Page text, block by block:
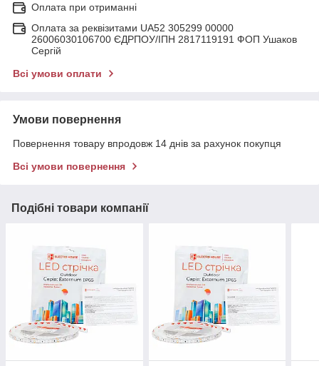
Оплата при отриманні
Оплата за реквізитами UA52 305299 00000
26006030106700 ЄДРПОУ/ІПН 2817119191 ФОП Ушаков
Сергій
Всі умови оплати
Умови повернення
Повернення товару впродовж 14 днів за рахунок покупця
Всі умови повернення
Подібні товари компанії